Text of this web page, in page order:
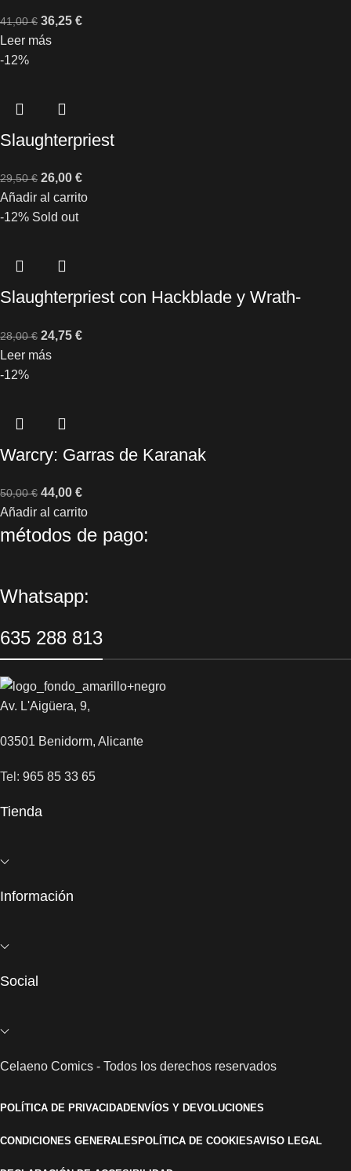
41,00€ 36,25 €
Leer más
-12%
Slaughterpriest
29,50€ 26,00 €
Añadir al carrito
-12% Sold out
Slaughterpriest con Hackblade y Wrath-
28,00€ 24,75 €
Leer más
-12%
Warcry: Garras de Karanak
50,00€ 44,00 €
Añadir al carrito
métodos de pago:
Whatsapp:
635 288 813
Av. L'Aigüera, 9,
03501 Benidorm, Alicante
Tel: 965 85 33 65
Tienda
Información
Social
Celaeno Comics - Todos los derechos reservados
POLÍTICA DE PRIVACIDADENVÍOS Y DEVOLUCIONES
CONDICIONES GENERALES POLÍTICA DE COOKIESAVISO LEGAL